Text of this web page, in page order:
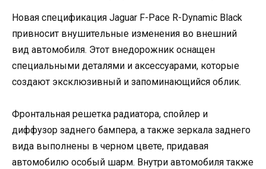
Новая спецификация Jaguar F-Pace R-Dynamic Black
привносит внушительные изменения во внешний
вид автомобиля. Этот внедорожник оснащен
специальными деталями и аксессуарами, которые
создают эксклюзивный и запоминающийся облик.
Фронтальная решетка радиатора, спойлер и
диффузор заднего бампера, а также зеркала заднего
вида выполнены в черном цвете, придавая
автомобилю особый шарм. Внутри автомобиля также